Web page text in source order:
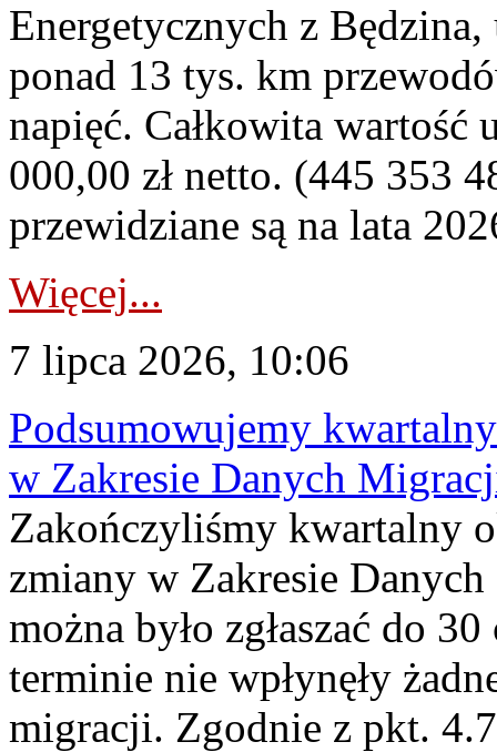
Energetycznych z
ponad 13 tys. km
napięć. Całkowita
000,00 zł netto. (445 353
przewidziane są na lata
Więcej...
7 lipca 2026, 10:06
Podsumowujemy
w Zakresie Danych
Zakończyliśmy kwartalny
zmiany w Zakresie
można było zgłaszać do
terminie nie wpłynęły
migracji. Zgodnie z pkt.